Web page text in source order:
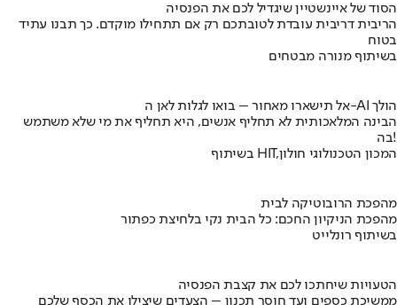
הסוד של איינשטיין שיגדיל לכם את הפנסיה
הריבית דריבית עובדת לטובתכם רק אם תתחילו מוקדם. כך תבנו עתיד
בטוח
בשיתוף מנורה מבטחים
אל תישארו מאחור – בואו לגלות לאן ה-AI הולך
הבינה המלאכותית לא תחליף אנשים, היא תחליף את מי שלא משתמש
בה!
בשיתוף HIT,המכון הטכנולוגי חולון
מהפכת הרובוטיקה לבית
מהפכת הניקיון החכם: כל הבית נקי בלחיצת כפתור
בשיתוף רונלייט
הטעויות שיחתכו לכם את קצבת הפנסיה
ממשיכת כספים ועד חוסר תכנון – הצעדים שיצילו את הכסף שלכם